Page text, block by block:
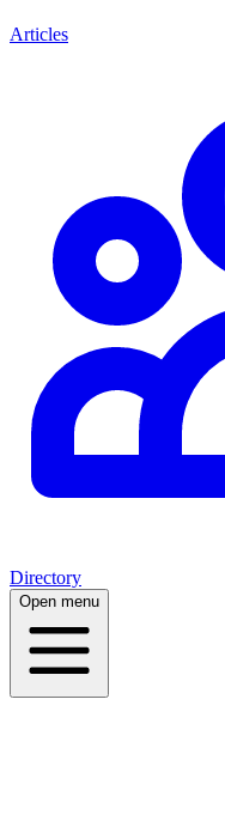
Articles
Directory
Open menu